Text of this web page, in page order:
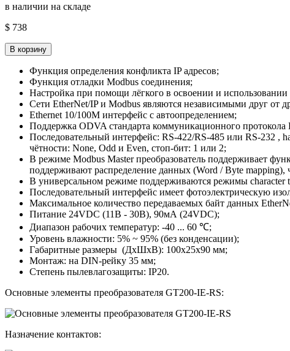
в наличии на складе
$ 738
В корзину
Функция определения конфликта IP адресов;
Функция отладки Modbus соединения;
Настройка при помощи лёгкого в освоении и
Сети EtherNet/IP и Modbus являются независимыми друг от
Ethernet 10/100M интерфейс с автоопределением;
Поддержка ODVA стандарта коммуникационного протокола
Последовательный интерфейс: RS-422/RS-485 или RS-232 ,
чётности: None, Odd и Even, стоп-бит: 1 или 2;
В режиме Modbus Master преобразователь поддерживает
поддерживают распределение данных (Word / Byte
В универсальном режиме поддерживаются режимы character
Последовательный интерфейс имеет фотоэлектрическую
Максимальное количество передаваемых байт данных
Питание 24VDC (11В - 30В), 90мА (24VDC);
Диапазон рабочих температур: -40 ... 60 ℃;
Уровень влажности: 5% ~ 95% (без конденсации);
Габаритные размеры (ДхШхВ): 100х25х90 мм;
Монтаж: на DIN-рейку 35 мм;
Степень пылевлагозащиты: IP20.
Основные элементы преобразователя GT200-IE-RS:
Назначение контактов: